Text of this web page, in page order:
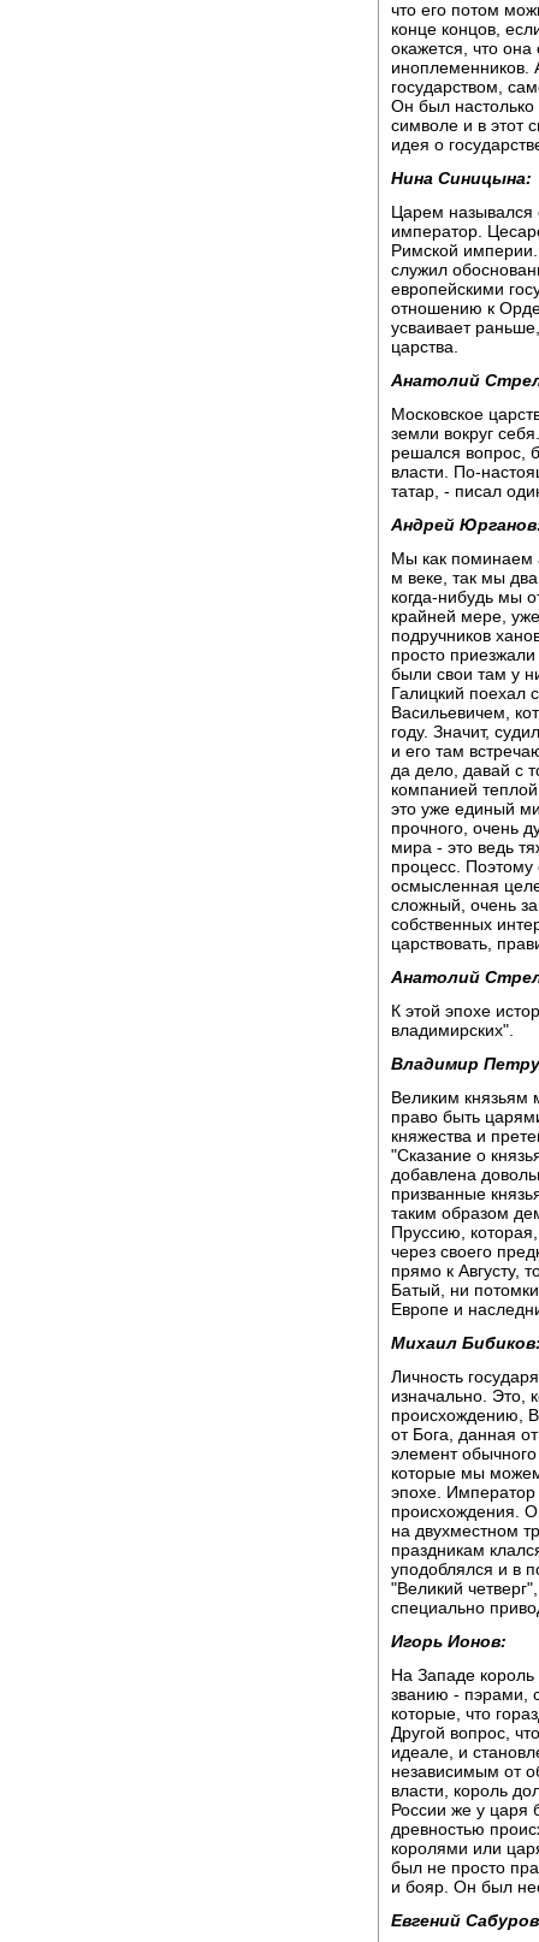
что его потом
конце концов,
окажется, что
иноплеменников.
государством,
Он был настолько
символе и в этот
идея о
Нина Синицына:
Царем назывался
император.
Римской империи.
служил
европейскими
отношению к
усваивает
царства.
Анатолий
Московское
земли вокруг
решался вопрос,
власти. По-
татар, - писал
Андрей
Мы как поминаем
м веке, так мы
когда-нибудь мы
крайней мере,
подручников
просто
были свои там у
Галицкий поехал
Васильевичем,
году. Значит,
и его там
да дело, давай с
компанией
это уже единый
прочного, очень
мира - это ведь
процесс. Поэтому
осмысленная
сложный, очень
собственных
царствовать,
Анатолий
К этой эпохе
владимирских".
Владимир
Великим князьям
право быть
княжества и
"Сказание о
добавлена
призванные
таким образом
Пруссию,
через своего
прямо к Августу,
Батый, ни
Европе и
Михаил
Личность
изначально. Это,
происхождению,
от Бога, данная
элемент
которые мы можем
эпохе.
происхождения.
на двухместном
праздникам
уподоблялся и в
"Великий
специально
Игорь Ионов:
На Западе
званию - пэрами,
которые, что
Другой вопрос,
идеале, и
независимым от
власти, король
России же у царя
древностью
королями или
был не просто
и бояр. Он был
Евгений